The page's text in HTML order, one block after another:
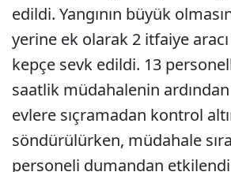
edildi. Yangının büyük
yerine ek olarak 2 itfaiye
kepçe sevk edildi. 13
saatlik müdahalenin
evlere sıçramadan kontrol
söndürülürken, müdahale
personeli dumandan